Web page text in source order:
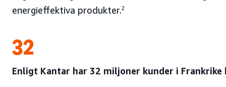
energieffektiva produkter.2
32
Enligt Kantar har 32 miljoner kunder i Frankrike